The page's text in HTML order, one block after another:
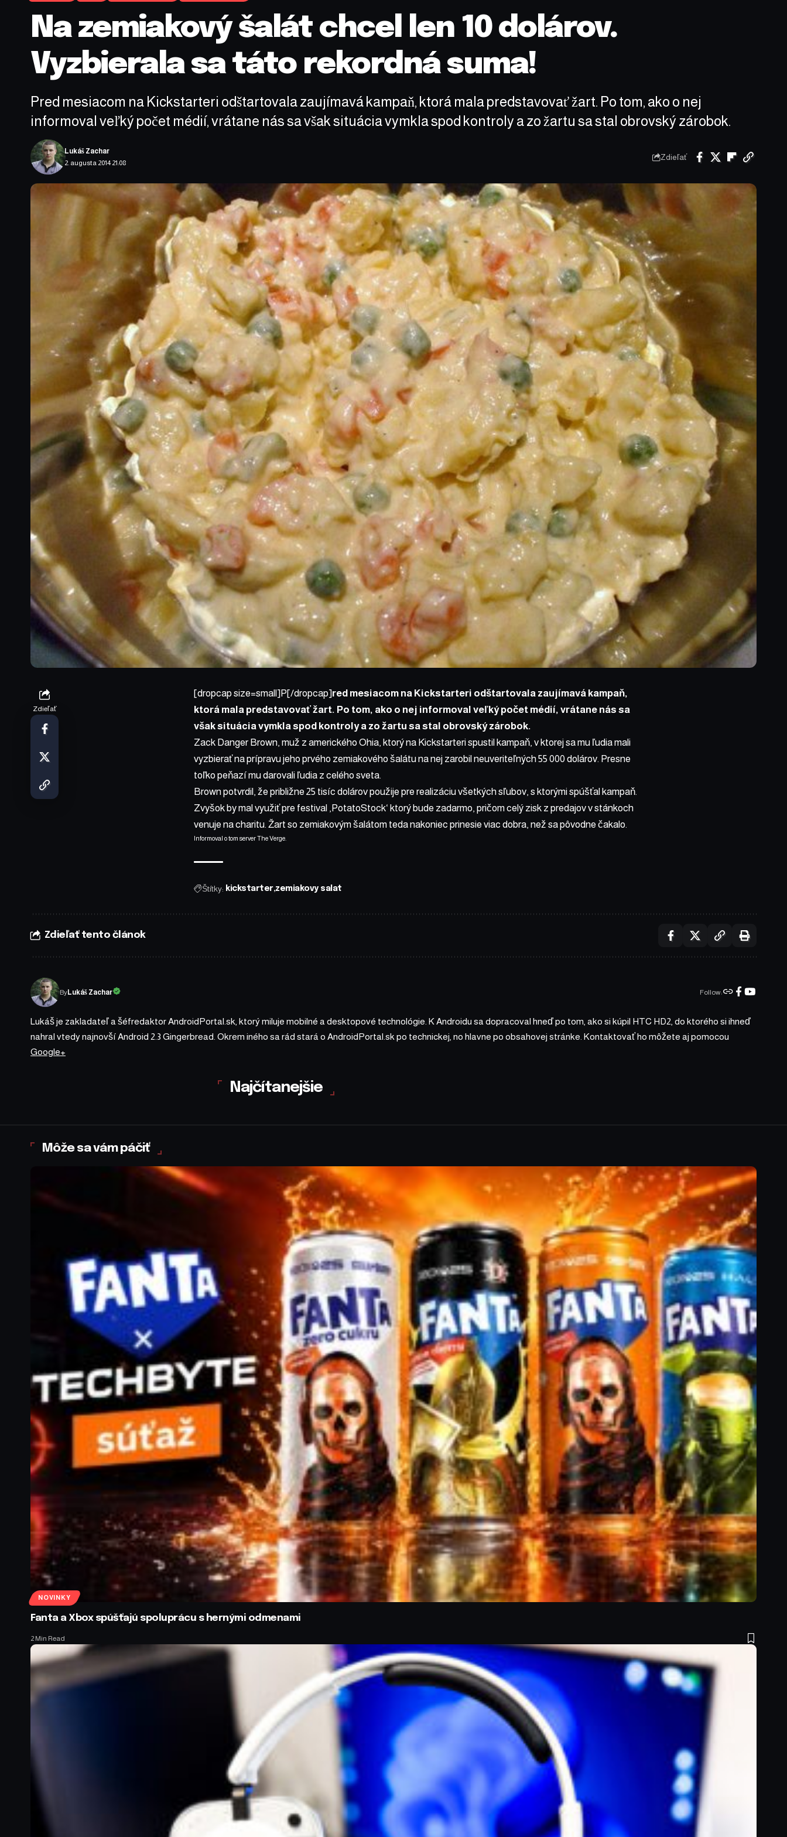
Na zemiakový šalát chcel len 10 dolárov.
Vyzbierala sa táto rekordná suma!
Pred mesiacom na Kickstarteri odštartovala zaujímavá kampaň, ktorá mala predstavovať žart. Po tom, ako o nej
informoval veľký počet médií, vrátane nás sa však situácia vymkla spod kontroly a zo žartu sa stal obrovský zárobok.
2. augusta 2014 21:08
Lukáš Zachar
Zdieľať
Zdieľať
[dropcap size=small]P[/dropcap]red mesiacom na Kickstarteri odštartovala zaujímavá kampaň,
ktorá mala predstavovať žart. Po tom, ako o nej informoval veľký počet médií, vrátane nás sa
však situácia vymkla spod kontroly a zo žartu sa stal obrovský zárobok.
Zack Danger Brown, muž z amerického Ohia, ktorýna Kickstarterispustil kampaň, v ktorej sa mu ľudia mali
vyzbierať na prípravu jeho prvého zemiakového šalátu na nej zarobil neuveriteľných 55 000 dolárov. Presne
toľko peňazí mu darovali ľudia z celého sveta.
Brown potvrdil, že približne 25 tisíc dolárov použije pre realizáciu všetkých sľubov, s ktorými spúšťal kampaň.
Zvyšok by mal využiť pre festival ‚PotatoStock‘ ktorý bude zadarmo, pričom celý zisk z predajov v stánkoch
venuje na charitu. Žart so zemiakovým šalátom teda nakoniec prinesie viac dobra, než sa pôvodne čakalo.
Informoval o tom serverThe Verge
Štítky: kickstarter zemiakovy salat
Zdieľať tento článok
ByLukáš Zachar Follow:
Lukáš je zakladateľ a šéfredaktor AndroidPortal.sk, ktorý miluje mobilné a desktopové technológie. K Androidu sa dopracoval hneď po tom, ako si kúpil HTC HD2, do ktorého si ihneď
nahral vtedy najnovší Android 2.3 Gingerbread. Okrem iného sa rád stará o AndroidPortal.sk po technickej, no hlavne po obsahovej stránke. Kontaktovať ho môžete aj pomocou
Google+
Najčítanejšie
Môže sa vám páčiť
NOVINKY
Fanta a Xbox spúšťajú spoluprácu s hernými odmenami
2 Min Read